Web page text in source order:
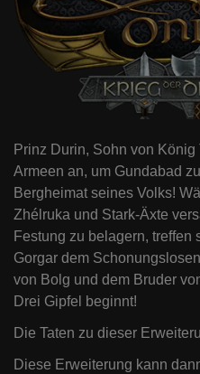
Prinz Durin, Sohn von
Armeen an, um Gundabad
Bergheimat seines Volks!
Zhélruka und Stark-Äxte
Festung zu belagern, treffen
Gorgar dem
von Bolg und dem Bruder
Drei Gipfel beginnt!
Die Taten zu dieser
Diese Erweiterung kann